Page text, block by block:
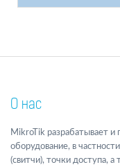
О нас
MikroTik разрабатывает и
оборудование, в
(свитчи), точки доступа,